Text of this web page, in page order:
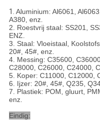
1. Aluminium: Al6061,
A380, enz.
2. Roestvrij staal: SS201,
ENZ.
3. Staal: Vloeistaal,
20#, 45#, enz.
4. Messing: C35600,
C28000, C26000, C24000,
5. Koper: C11000, C12000,
6. Ijzer: 20#, 45#, Q235,
7. Plastiek: POM, gluurt,
enz.
Eindig: